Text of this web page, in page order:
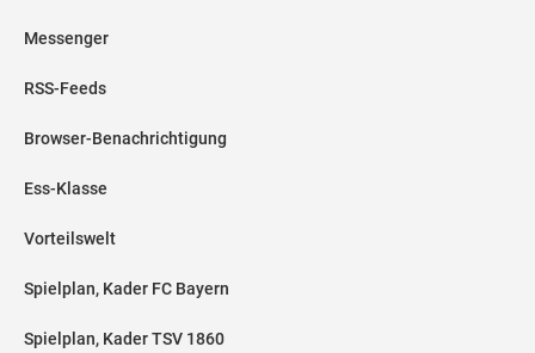
Messenger
RSS-Feeds
Browser-Benachrichtigung
Ess-Klasse
Vorteilswelt
Spielplan, Kader FC Bayern
Spielplan, Kader TSV 1860